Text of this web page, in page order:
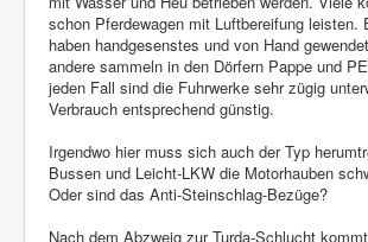
schon Pferdewagen mit Luftbereifung leisten.
haben handgesenstes und von Hand
andere sammeln in den Dörfern Pappe und
jeden Fall sind die Fuhrwerke sehr zügig
Verbrauch entsprechend günstig.
Irgendwo hier muss sich auch der Typ
Bussen und Leicht-LKW die Motorhauben
Oder sind das Anti-Steinschlag-Bezüge?
Nach dem Abzweig zur Turda-Schlucht